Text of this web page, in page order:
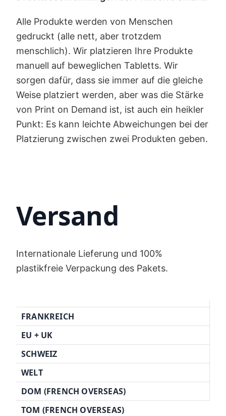
Alle Produkte werden von Menschen
gedruckt (alle nett, aber trotzdem
menschlich). Wir platzieren Ihre Produkte
manuell auf beweglichen Tabletts. Wir
sorgen dafür, dass sie immer auf die gleiche
Weise platziert werden, aber was die Stärke
von Print on Demand ist, ist auch ein heikler
Punkt: Es kann leichte Abweichungen bei der
Platzierung zwischen zwei Produkten geben.
Versand
Internationale Lieferung und 100%
plastikfreie Verpackung des Pakets.
FRANKREICH
EU + UK
SCHWEIZ
WELT
DOM (FRENCH OVERSEAS)
TOM (FRENCH OVERSEAS)